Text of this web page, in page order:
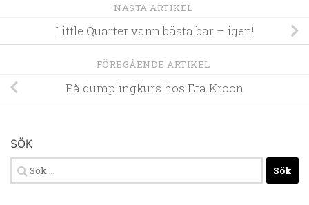
NÄSTA ARTIKEL
Little Quarter vann bästa bar – igen!
FÖREGÅENDE ARTIKEL
På dumplingkurs hos Eta Kroon
SÖK
Sök
efter: